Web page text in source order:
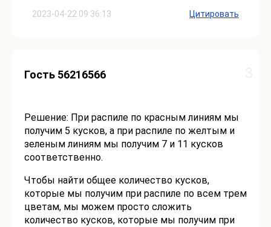
2023-04-22 09:36:13 Цитировать
Гость 56216566
Решение: При распиле по красным линиям мы
получим 5 кусков, а при распиле по желтым и
зеленым линиям мы получим 7 и 11 кусков
соответственно.
Чтобы найти общее количество кусков,
которые мы получим при распиле по всем трем
цветам, мы можем просто сложить
количество кусков, которые мы получим при